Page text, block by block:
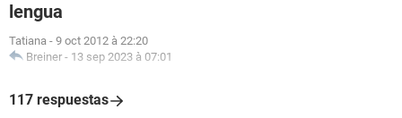
lengua
Tatiana - 9 oct 2012 à 22:20
Breiner - 13 sep 2023 à 07:01
117 respuestas